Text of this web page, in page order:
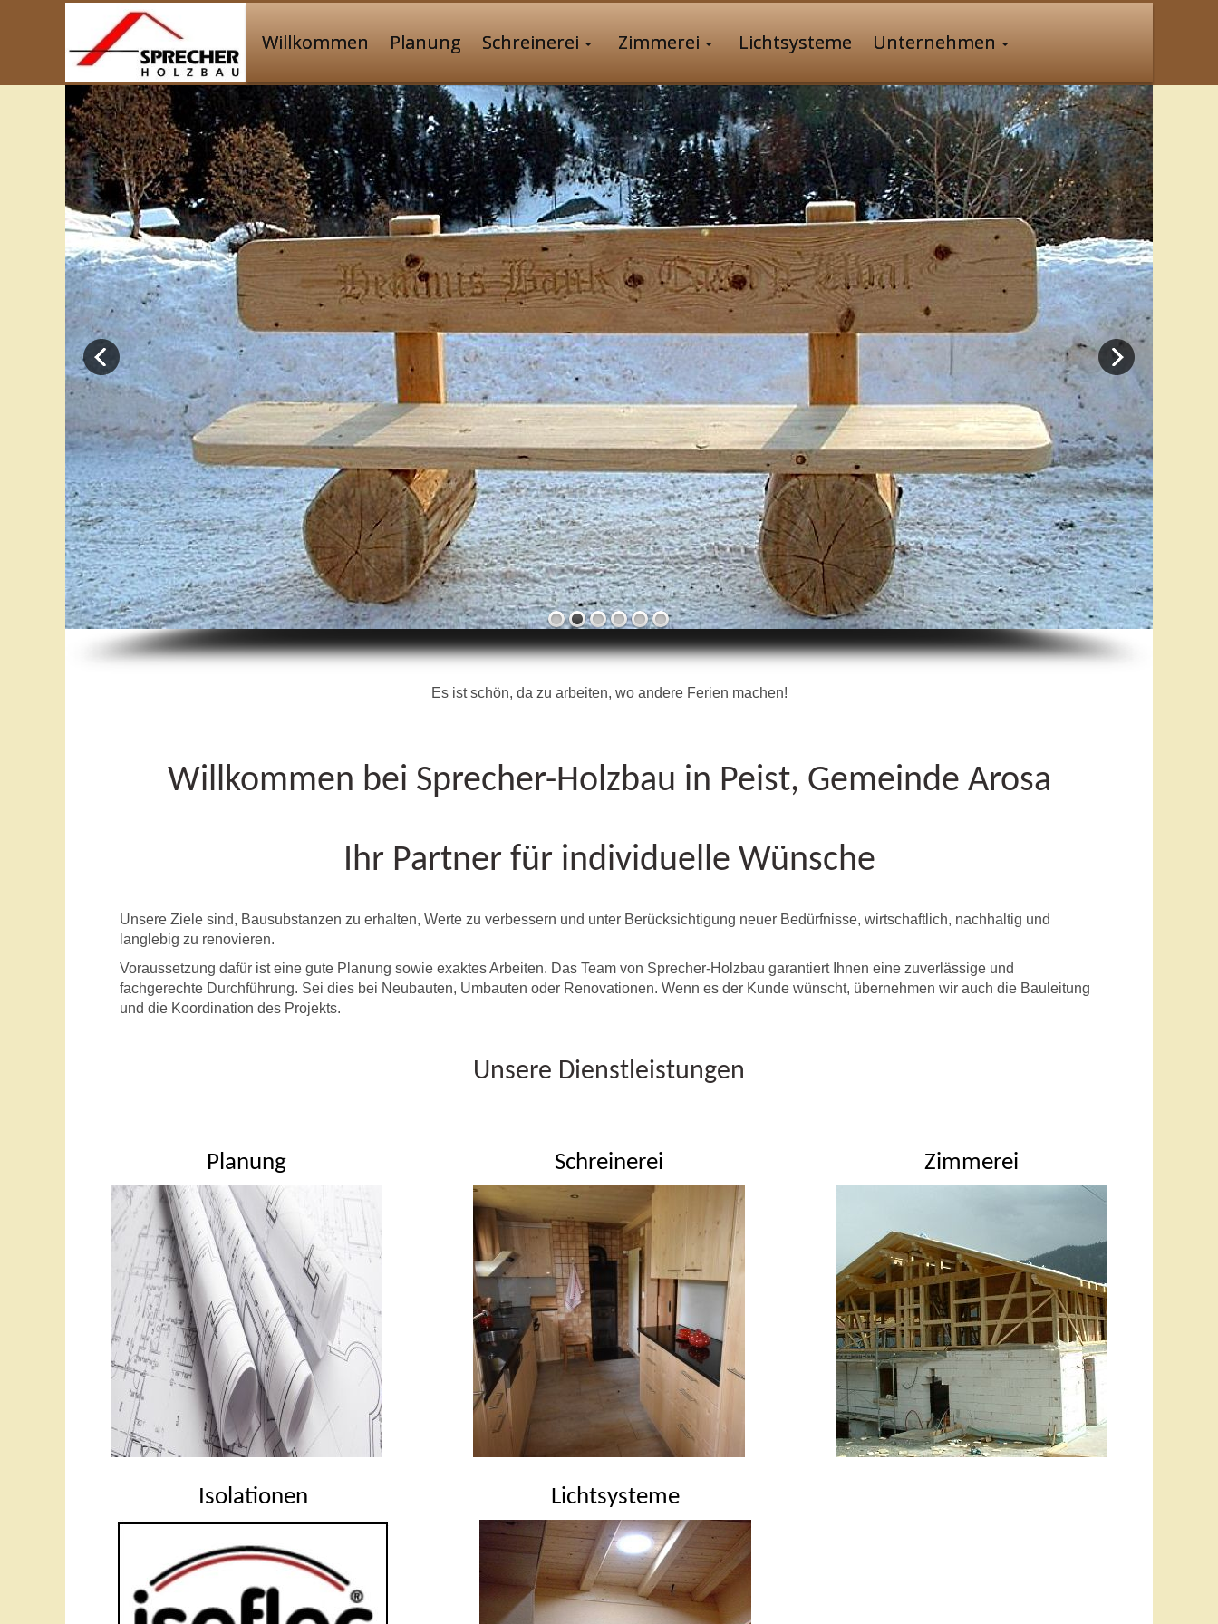
Willkommen Planung Schreinerei Zimmerei Lichtsysteme Unternehmen
Es ist schön, da zu arbeiten, wo andere Ferien machen!
Willkommen bei Sprecher-Holzbau in Peist, Gemeinde Arosa
Ihr Partner für individuelle Wünsche
Unsere Ziele sind, Bausubstanzen zu erhalten, Werte zu verbessern und unter Berücksichtigung neuer Bedürfnisse, wirtschaftlich, nachhaltig und
langlebig zu renovieren.
Voraussetzung dafür ist eine gute Planung sowie exaktes Arbeiten. Das Team von Sprecher-Holzbau garantiert Ihnen eine zuverlässige und
fachgerechte Durchführung. Sei dies bei Neubauten, Umbauten oder Renovationen. Wenn es der Kunde wünscht, übernehmen wir auch die Bauleitung
und die Koordination des Projekts.
Unsere Dienstleistungen
Planung Schreinerei Zimmerei
Isolationen Lichtsysteme